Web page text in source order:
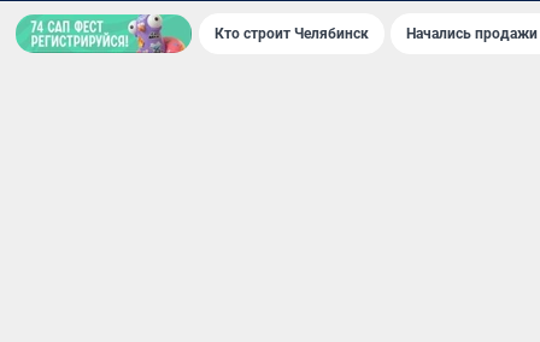
Кто строит Челябинск Начались продажи